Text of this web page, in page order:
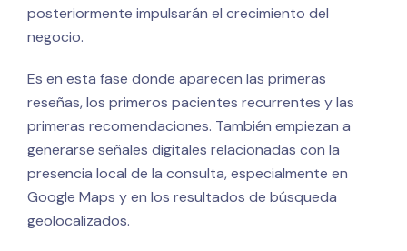
posteriormente impulsarán el crecimiento del
negocio.
Es en esta fase donde aparecen las primeras
reseñas, los primeros pacientes recurrentes y las
primeras recomendaciones. También empiezan a
generarse señales digitales relacionadas con la
presencia local de la consulta, especialmente en
Google Maps y en los resultados de búsqueda
geolocalizados.